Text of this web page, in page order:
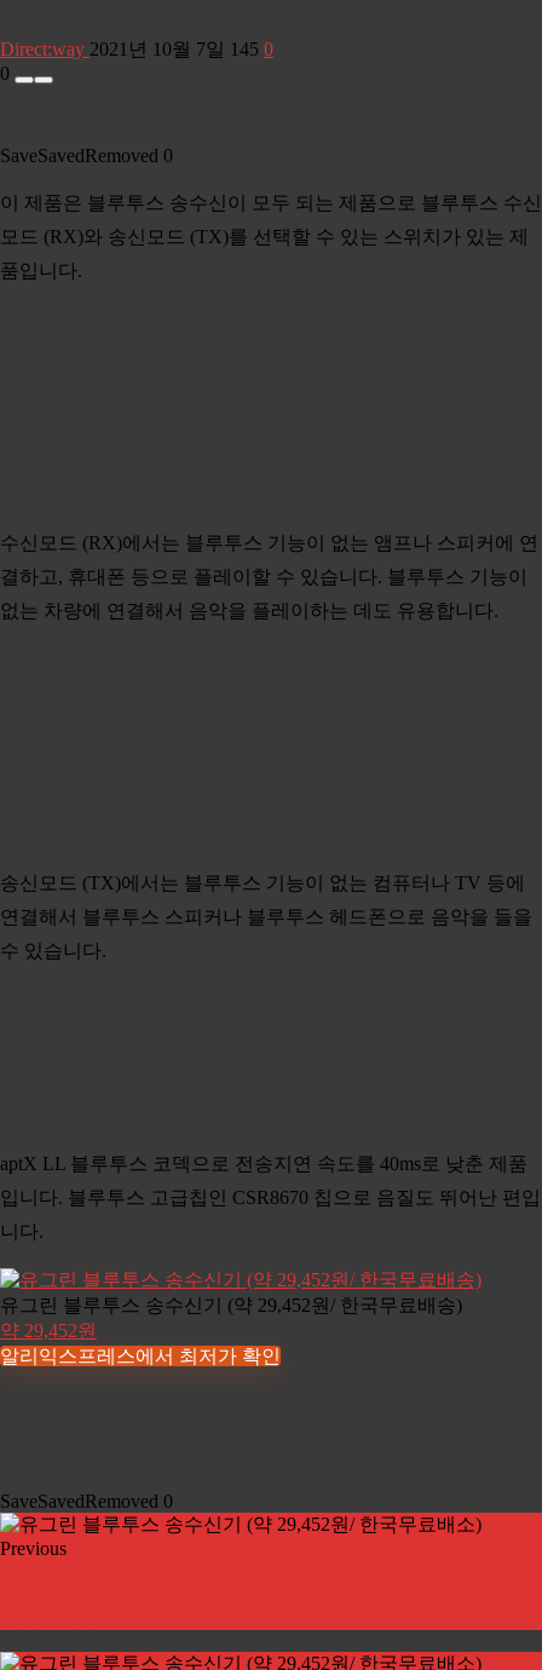
Direct:way 2021년 10월 7일 145 0
0
SaveSavedRemoved 0
이 제품은 블루투스 송수신이 모두 되는 제품으로 블루투스 수신
모드 (RX)와 송신모드 (TX)를 선택할 수 있는 스위치가 있는 제
품입니다.
수신모드 (RX)에서는 블루투스 기능이 없는 앰프나 스피커에 연
결하고, 휴대폰 등으로 플레이할 수 있습니다. 블루투스 기능이
없는 차량에 연결해서 음악을 플레이하는 데도 유용합니다.
송신모드 (TX)에서는 블루투스 기능이 없는 컴퓨터나 TV 등에
연결해서 블루투스 스피커나 블루투스 헤드폰으로 음악을 들을
수 있습니다.
aptX LL 블루투스 코덱으로 전송지연 속도를 40ms로 낮춘 제품
입니다. 블루투스 고급칩인 CSR8670 칩으로 음질도 뛰어난 편입
니다.
유그린 블루투스 송수신기 (약 29,452원/ 한국무료배송)
약 29,452원
알리익스프레스에서 최저가 확인
SaveSavedRemoved 0
Previous